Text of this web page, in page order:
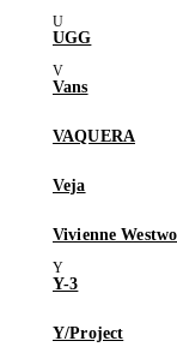
UGG
Vans
VAQUERA
Veja
Vivienne
Y-3
Y/Project